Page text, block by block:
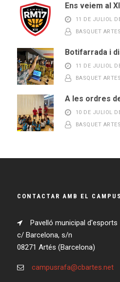
Ens veiem al
11 DE JULIOL
BASQUET ARTES
Botifarrada i
11 DE JULIOL
BASQUET ARTES
A les ordres
10 DE JULIOL
BASQUET ARTES
CONTACTAR AMB EL CAMPUS
Pavelló municipal d'esports
c/ Barcelona, s/n
08271 Artés (Barcelona)
campusrafa@cbartes.net